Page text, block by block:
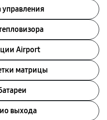
управления
Airport
матрицы
выхода